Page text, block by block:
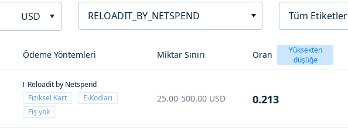
USD RELOADIT_BY_NETSPEND Tüm Etiketler
Ödeme Yöntemleri Miktar Sınırı Oran
Yüksekten
düşüğe
Reloadit by Netspend
Fiziksel Kart
E-Kodları
Fiş yok
25.00-500.00 USD 0.213